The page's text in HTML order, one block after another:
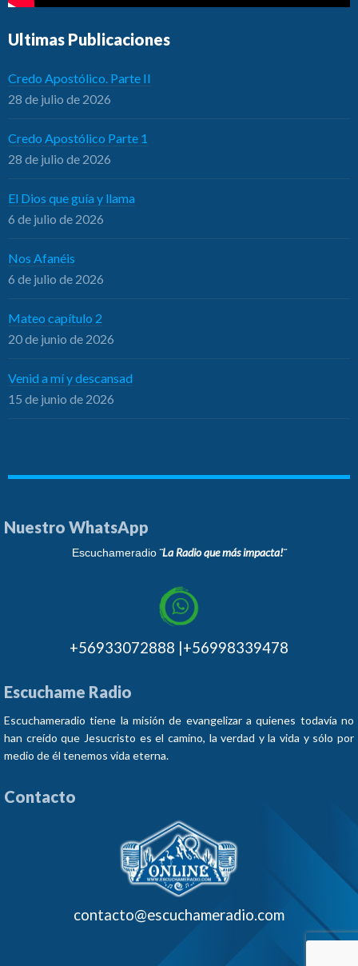
Ultimas Publicaciones
Credo Apostólico. Parte II
28 de julio de 2026
Credo Apostólico Parte 1
28 de julio de 2026
El Dios que guía y llama
6 de julio de 2026
Nos Afanéis
6 de julio de 2026
Mateo capítulo 2
20 de junio de 2026
Venid a mí y descansad
15 de junio de 2026
Nuestro WhatsApp
Escuchameradio¨La Radio que más impacta!¨
+56933072888 |+56998339478
Escuchame Radio
Escuchameradio tiene la misión de evangelizar a quienes todavía no
han creído que Jesucristo es el camino, la verdad y la vida y sólo por
medio de él tenemos vida eterna.
Contacto
contacto@escuchameradio.com